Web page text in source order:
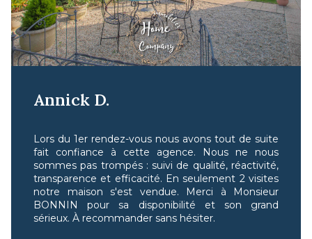
Annick D.
Lors du 1er rendez-vous nous avons tout de suite
fait confiance à cette agence. Nous ne nous
sommes pas trompés : suivi de qualité, réactivité,
transparence et efficacité. En seulement 2 visites
notre maison s'est vendue. Merci à Monsieur
BONNIN pour sa disponibilité et son grand
sérieux. À recommander sans hésiter.